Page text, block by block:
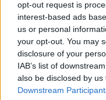
opt-out request is
interest-based ads
us or personal
your opt-out. You may
disclosure of your
IAB’s list of
also be disclosed by
Downstream